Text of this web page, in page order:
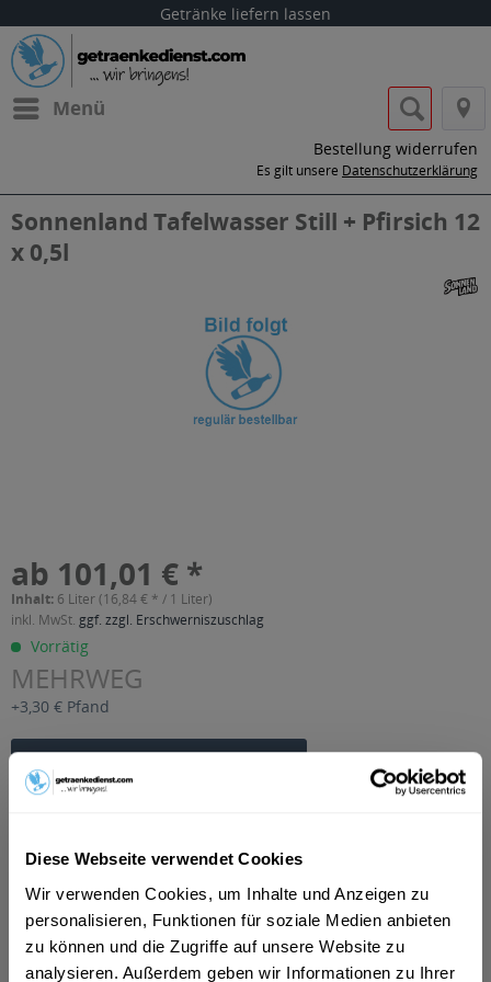
Diese Webseite verwendet Cookies
Wir verwenden Cookies, um Inhalte und Anzeigen zu
personalisieren, Funktionen für soziale Medien anbieten
zu können und die Zugriffe auf unsere Website zu
analysieren. Außerdem geben wir Informationen zu Ihrer
Getränke liefern lassen
Menü
Bestellung widerrufen
Es gilt unsere Datenschutzerklärung
Sonnenland Tafelwasser Still + Pfirsich 12
x 0,5l
ab 101,01 € *
Inhalt: 6 Liter (16,84 € * / 1 Liter)
inkl. MwSt. ggf. zzgl. Erschwerniszuschlag
Vorrätig
MEHRWEG
+3,30 € Pfand
Beschreibung
"Sonnenland Tafelwasser Still + Pfirsich 12 x